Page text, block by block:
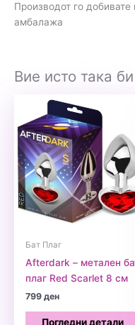
Производот го
амбалажа
Вие исто така
Бат Плаг
Afterdark – метален
плаг Red Scarlet 8 см
799ден
Погледни детали